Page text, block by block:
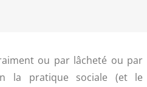
ou par lâcheté ou par
la pratique sociale (et le